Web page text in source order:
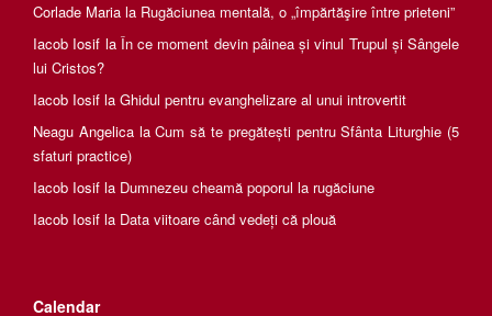
Corlade Maria la Rugăciunea mentală, o „împărtăşire între prieteni”
Iacob Iosif la În ce moment devin pâinea și vinul Trupul și Sângele
lui Cristos?
Iacob Iosif la Ghidul pentru evanghelizare al unui introvertit
Neagu AngelicalaCum să te pregătești pentru Sfânta Liturghie (5
sfaturi practice)
Iacob Iosif la Dumnezeu cheamă poporul la rugăciune
Iacob Iosif la Data viitoare când vedeți că plouă
Calendar